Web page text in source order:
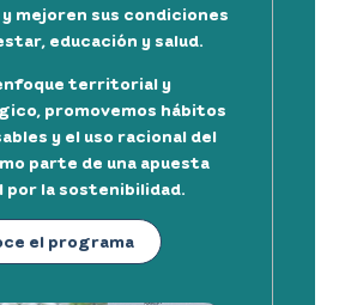
mejoren sus condiciones
educación y salud.
territorial y
promovemos hábitos
y el uso racional del
parte de una apuesta
la sostenibilidad.
el programa